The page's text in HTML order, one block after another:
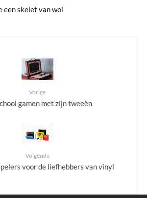
een skelet van wol
Vorige
gamen met zijn tweeën
Volgende
voor de liefhebbers van vinyl